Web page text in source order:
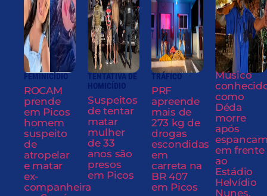
FEMINICÍDIO
ROCAM
prende
em Picos
homem
suspeito
de
atropelar
e matar
ex-
companheira
TENTATIVA DE
HOMICÍDIO
Suspeitos
de tentar
matar
mulher
de 33
anos são
presos
em Picos
TRÁFICO
PRF
apreende
mais de
273 kg de
drogas
escondidas
em
carreta na
BR 407
em Picos
Músico
como
Déda
morre
após
em frente
ao
Estádio
Helvídio
Nunes,